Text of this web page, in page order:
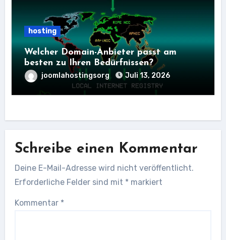
hosting
Welcher Domain-Anbieter passt am
besten zu Ihren Bedürfnissen?
joomlahostingsorg Juli 13, 2026
Schreibe einen Kommentar
Deine E-Mail-Adresse wird nicht veröffentlicht.
Erforderliche Felder sind mit * markiert
Kommentar *